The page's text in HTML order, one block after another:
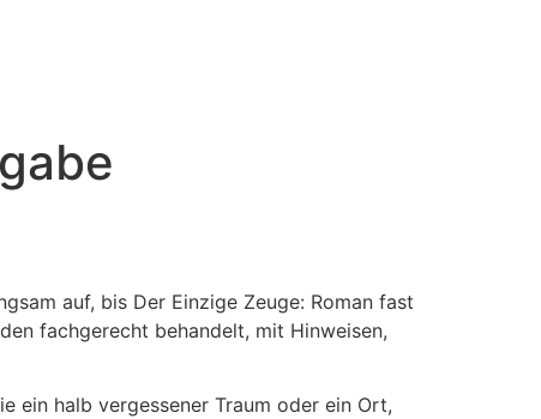
auf, bis Der Einzige Zeuge: Roman fast
fachgerecht behandelt, mit Hinweisen,
ein halb vergessener Traum oder ein Ort,